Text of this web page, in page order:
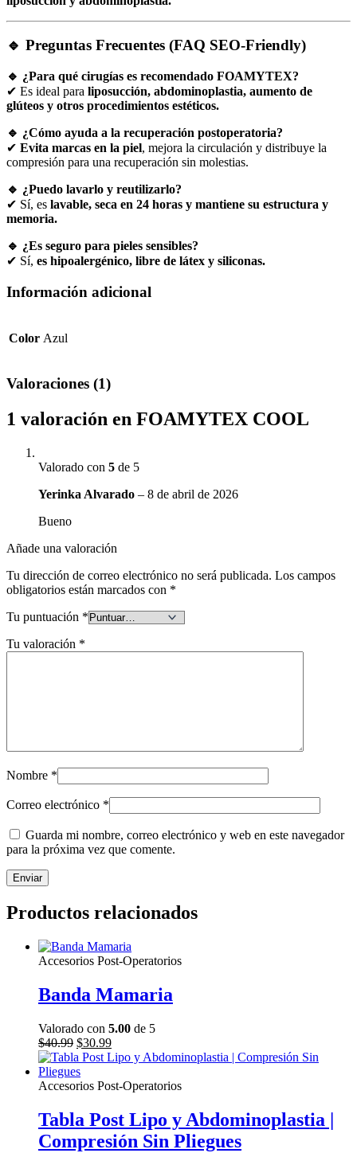
🔹 Preguntas Frecuentes (FAQ SEO-Friendly)
🔹 ¿Para qué cirugías es recomendado FOAMYTEX?
✔ Es ideal para liposucción, abdominoplastia, aumento de
glúteos y otros procedimientos estéticos.
🔹 ¿Cómo ayuda a la recuperación postoperatoria?
✔ Evita marcas en la piel, mejora la circulación y distribuye la
compresión para una recuperación sin molestias.
🔹 ¿Puedo lavarlo y reutilizarlo?
✔ Sí, es lavable, seca en 24 horas y mantiene su estructura y
memoria.
🔹 ¿Es seguro para pieles sensibles?
✔ Sí, es hipoalergénico, libre de látex y siliconas.
Información adicional
Color Azul
Valoraciones (1)
1 valoración en FOAMYTEX COOL
Valorado con 5 de 5
Yerinka Alvarado – 8 de abril de 2026
Bueno
Añade una valoración
Tu dirección de correo electrónico no será publicada. Los campos
obligatorios están marcados con *
Tu puntuación *
Tu valoración *
Nombre *
Correo electrónico *
Guarda mi nombre, correo electrónico y web en este navegador
para la próxima vez que comente.
Productos relacionados
Accesorios Post-Operatorios
Banda Mamaria
Valorado con 5.00 de 5
$40.99 El
precio
original
era:
$30.99El
precio
es:
Accesorios Post-Operatorios
Tabla Post Lipo y Abdominoplastia |
Compresión Sin Pliegues